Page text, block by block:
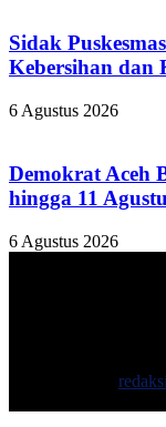
Sidak
Kebersihan dan
6 Agustus 2026
Demokrat Aceh
hingga 11
6 Agustus 2026